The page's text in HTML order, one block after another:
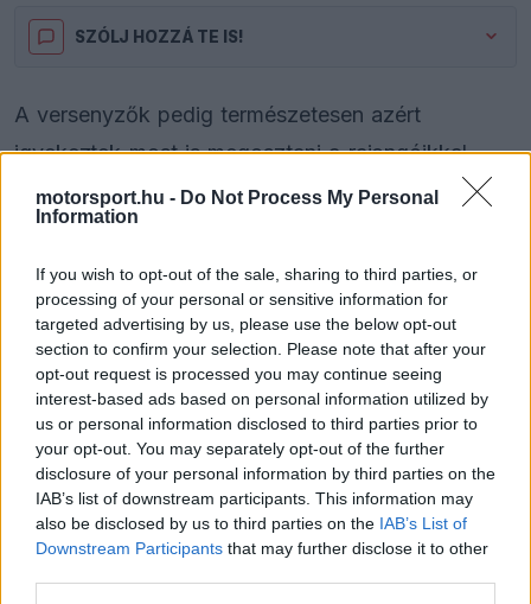
motorsport.hu - Do Not Process My Personal
Information
If you wish to opt-out of the sale, sharing to third parties, or
processing of your personal or sensitive information for
targeted advertising by us, please use the below opt-out
section to confirm your selection. Please note that after your
opt-out request is processed you may continue seeing
interest-based ads based on personal information utilized by
us or personal information disclosed to third parties prior to
your opt-out. You may separately opt-out of the further
disclosure of your personal information by third parties on the
IAB’s list of downstream participants. This information may
also be disclosed by us to third parties on the IAB’s List of
Downstream Participants that may further disclose it to other
SZÓLJ HOZZÁ TE IS!
A versenyzők pedig természetesen azért
igyekeztek most is megosztani a rajongóikkal,
hogy miként teltek náluk az ünnepek. A legtöbben
nyilván a családjukkal és szeretteikkel töltötték az
ünnepeket, de Daniel Ricciardónak például jutott
ideje másfajta szórakozásra is.
A sorból talán némileg kilóg Valtteri Bottas, aki
ugyan kedvesével, Tiffany Cromwell-lel együtt
ünnepelt, de a pár úgy döntött, idén a havas és
jeges Finnországot inkább a napsütötte
Ausztráliára cserélik, és onnan köszöntek be.